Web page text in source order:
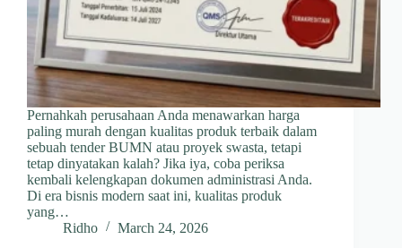
Pernahkah perusahaan Anda menawarkan harga
paling murah dengan kualitas produk terbaik dalam
sebuah tender BUMN atau proyek swasta, tetapi
tetap dinyatakan kalah? Jika iya, coba periksa
kembali kelengkapan dokumen administrasi Anda.
Di era bisnis modern saat ini, kualitas produk
yang…
Ridho
March 24, 2026